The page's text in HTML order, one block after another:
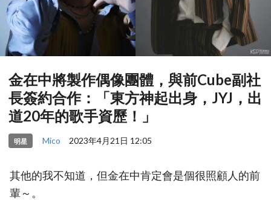
金在中將製作偶像團體，與前Cube副社
長簽約合作：「東方神起出身，JYJ，出
道20年的歌手資歷！」
明星 Mico 2023年4月21日 12:05
其他的我不知道，但金在中肯定會是個很照顧人的前
輩～。